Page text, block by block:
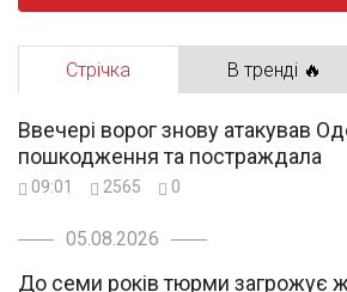
Стрічка В тренді 🔥
Ввечері ворог знову атакував
пошкодження та постраждала
09:01 2565 0
05.08.2026
До семи років тюрми загрожує